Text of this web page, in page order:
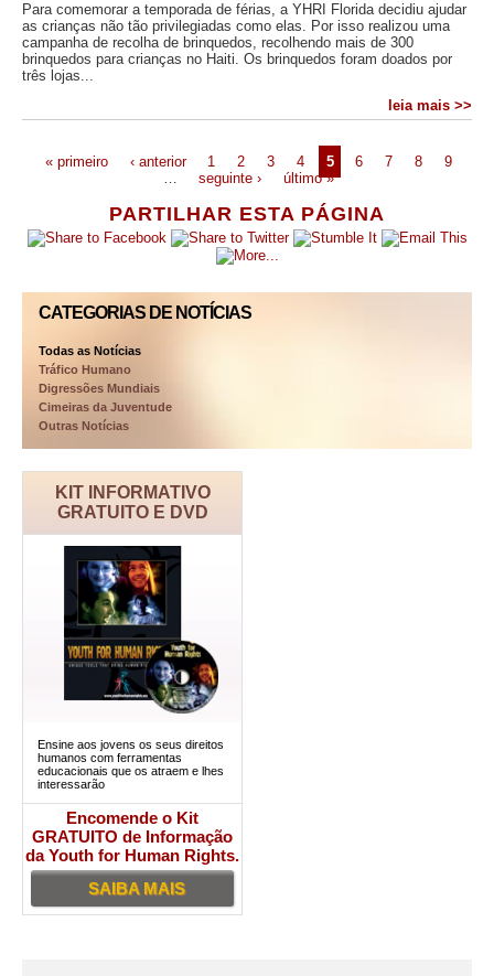
PARTILHAR ESTA PÁGINA
CATEGORIAS DE NOTÍCIAS
Todas as Notícias
Tráfico Humano
Digressões Mundiais
Cimeiras da Juventude
Outras Notícias
KIT INFORMATIVO
GRATUITO E DVD
Ensine aos jovens os seus direitos
humanos com ferramentas
educacionais que os atraem e lhes
interessarão
Encomende o Kit
GRATUITO de Informação
da Youth for Human Rights.
SAIBA MAIS
Para comemorar a temporada de férias, a YHRI Florida decidiu ajudar
as crianças não tão privilegiadas como elas. Por isso realizou uma
campanha de recolha de brinquedos, recolhendo mais de 300
brinquedos para crianças no Haiti. Os brinquedos foram doados por
três lojas...
leia mais >>
« primeiro ‹ anterior 1 2 3 4 5 6 7 8
9
…
seguinte › último »